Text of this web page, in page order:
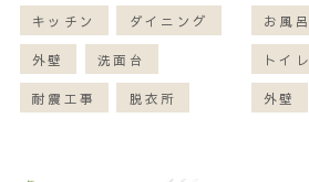
キッチン ダイニング
外壁 洗面台
耐震工事 脱衣所
お風呂
トイレ
外壁